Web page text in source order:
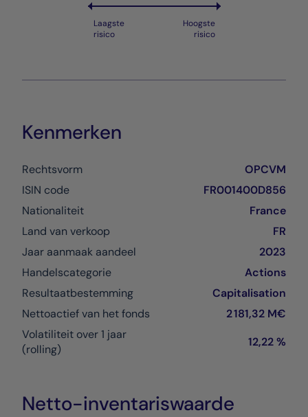
Laagste
risico
Hoogste
risico
Kenmerken
Rechtsvorm
OPCVM
ISIN code
FR001400D856
Nationaliteit
France
Land van verkoop
FR
Jaar aanmaak aandeel
2023
Handelscategorie
Actions
Resultaatbestemming
Capitalisation
Nettoactief van het fonds
2 181,32 M€
Volatiliteit over 1 jaar
(rolling)
12,22 %
Netto-inventariswaarde